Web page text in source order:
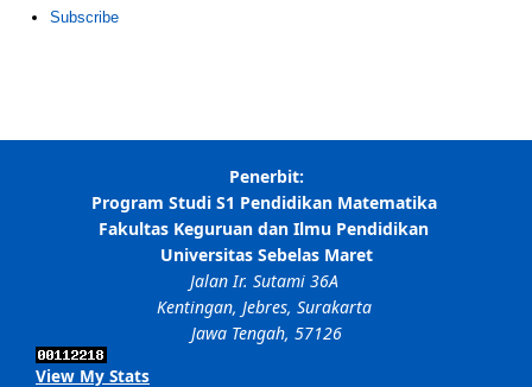
Subscribe
View My Stats